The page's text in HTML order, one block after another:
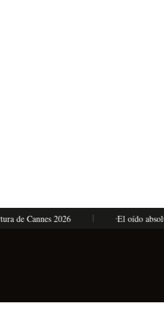
Cannes 2026 El oído absoluto,